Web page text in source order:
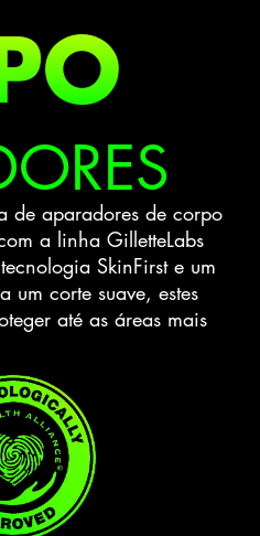
de aparadores de corpo
a linha GilletteLabs
SkinFirst e um
um corte suave, estes
até as áreas mais